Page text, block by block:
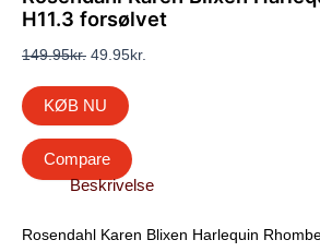
H11.3 forsølvet
149.95kr. 49.95kr.
KØB NU
Compare
Beskrivelse
Rosendahl Karen Blixen Harlequin